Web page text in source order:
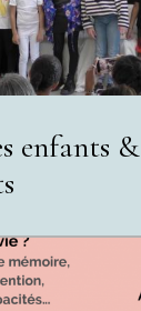
enfants &